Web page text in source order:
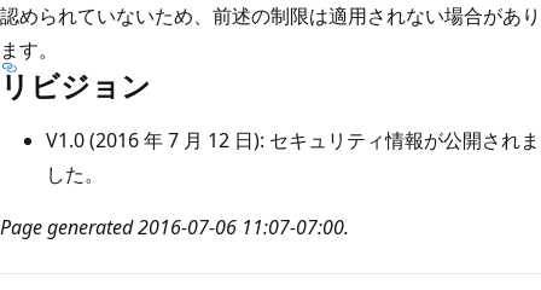
認められていないため、前述の制限は適用されない場合があり
ます。
リビジョン
V1.0 (2016 年 7 月 12 日): セキュリティ情報が公開されま
した。
Page generated 2016-07-06 11:07-07:00.